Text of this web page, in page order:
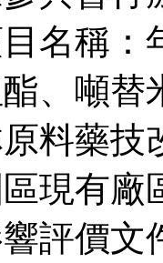
名稱：
、噸替
料藥技
現有廠
評價文